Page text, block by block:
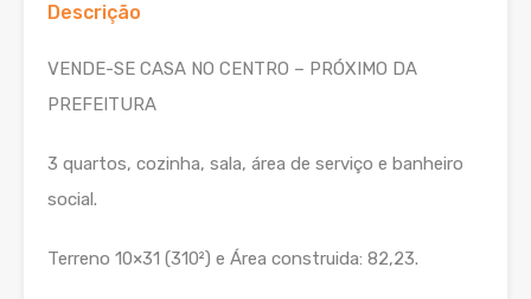
Descrição
VENDE-SE CASA NO CENTRO – PRÓXIMO DA
PREFEITURA
3 quartos, cozinha, sala, área de serviço e banheiro
social.
Terreno 10×31 (310²) e Área construida: 82,23.